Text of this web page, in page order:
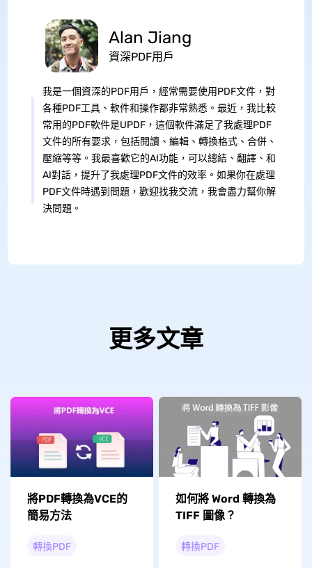
Alan Jiang
資深PDF用戶
我是一個資深的PDF用戶，經常需要使用PDF文件，對
各種PDF工具、軟件和操作都非常熟悉。最近，我比較
常用的PDF軟件是UPDF，這個軟件滿足了我處理PDF
文件的所有要求，包括閱讀、編輯、轉換格式、合併、
壓縮等等。我最喜歡它的AI功能，可以總結、翻譯、和
AI對話，提升了我處理PDF文件的效率。如果你在處理
PDF文件時遇到問題，歡迎找我交流，我會盡力幫你解
決問題。
更多文章
將PDF轉換為VCE的
簡易方法
轉換PDF
如何將 Word 轉換為
TIFF 圖像？
轉換PDF